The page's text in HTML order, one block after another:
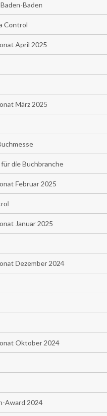
Baden
Control
April 2025
März 2025
die Buchbranche
Februar 2025
Januar 2025
Dezember 2024
Oktober 2024
Award 2024